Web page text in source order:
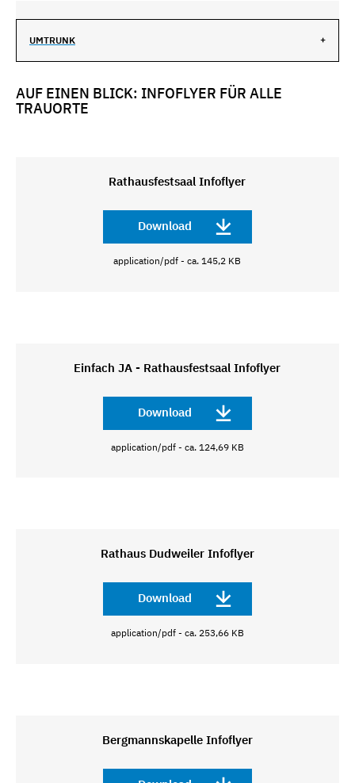
UMTRUNK
AUF EINEN BLICK: INFOFLYER FÜR ALLE
TRAUORTE
Rathausfestsaal Infoflyer
Download
application/pdf - ca. 145,2 KB
Einfach JA - Rathausfestsaal Infoflyer
Download
application/pdf - ca. 124,69 KB
Rathaus Dudweiler Infoflyer
Download
application/pdf - ca. 253,66 KB
Bergmannskapelle Infoflyer